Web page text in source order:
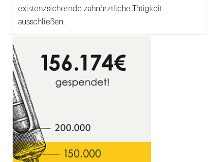
existenzsichernde zahnärztliche Tätigkeit
ausschließen.